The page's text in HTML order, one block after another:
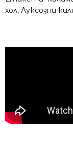
хол, Луксозни